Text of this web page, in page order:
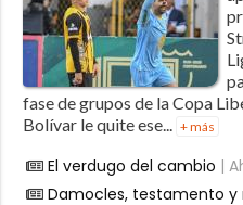
fase de grupos de la Copa
Bolívar le quite ese... + más
El verdugo del cambio |
Damocles, testamento y